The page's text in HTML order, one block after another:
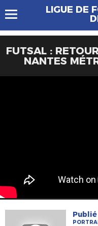
LIGUE DE
FUTSAL :
NANTES